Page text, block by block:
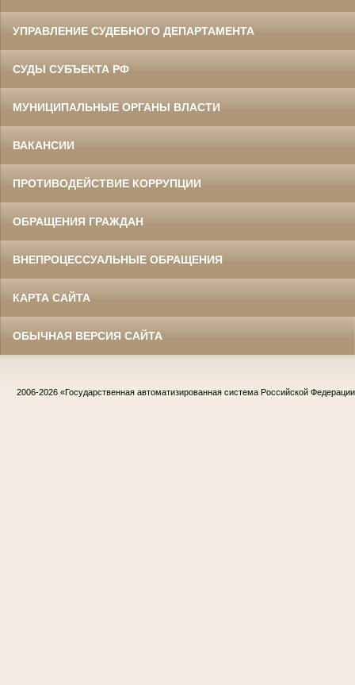
УПРАВЛЕНИЕ СУДЕБНОГО ДЕПАРТАМЕНТА
СУДЫ СУБЪЕКТА РФ
МУНИЦИПАЛЬНЫЕ ОРГАНЫ ВЛАСТИ
ВАКАНСИИ
ПРОТИВОДЕЙСТВИЕ КОРРУПЦИИ
ОБРАЩЕНИЯ ГРАЖДАН
ВНЕПРОЦЕССУАЛЬНЫЕ ОБРАЩЕНИЯ
КАРТА САЙТА
ОБЫЧНАЯ ВЕРСИЯ САЙТА
2006-2026 «Государственная автоматизированная система Российской